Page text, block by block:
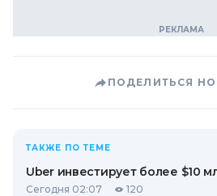
ПОДЕЛИТЬСЯ
ТАКЖЕ ПО ТЕМЕ
Uber инвестирует более $10
Сегодня 02:07 120